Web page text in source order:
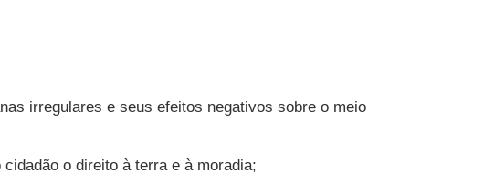
irregulares e seus efeitos negativos sobre o meio
o direito à terra e à moradia;